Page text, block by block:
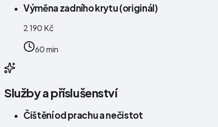
Výměna zadního krytu (originál)
2 190 Kč
60 min
Služby a příslušenství
Čištění od prachu a nečistot